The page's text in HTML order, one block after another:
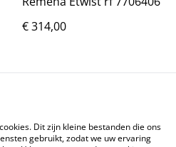
€ 314,00
Voorwaarden
Dit zijn kleine bestanden die ons
gebruikt, zodat we uw ervaring